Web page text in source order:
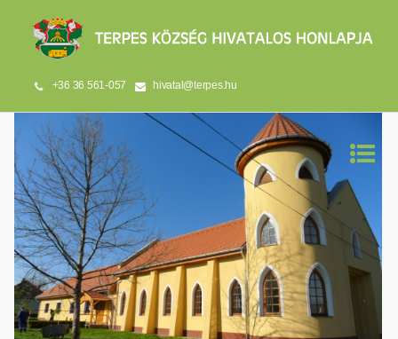
+36 36 561-057 hivatal@terpes.hu